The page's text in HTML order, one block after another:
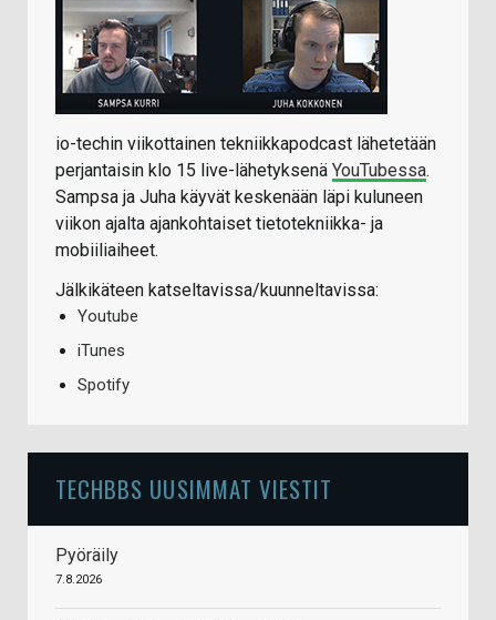
io-techin viikottainen tekniikkapodcast lähetetään
perjantaisin klo 15 live-lähetyksenä YouTubessa.
Sampsa ja Juha käyvät keskenään läpi kuluneen
viikon ajalta ajankohtaiset tietotekniikka- ja
mobiiliaiheet.
Jälkikäteen katseltavissa/kuunneltavissa:
Youtube
iTunes
Spotify
TECHBBS UUSIMMAT VIESTIT
Pyöräily
7.8.2026